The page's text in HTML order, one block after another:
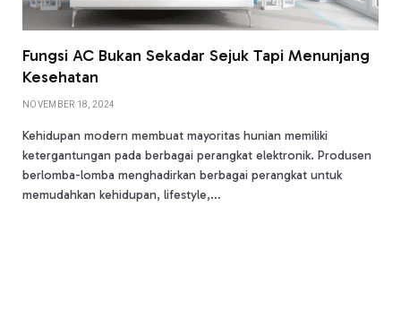
Fungsi AC Bukan Sekadar Sejuk Tapi Menunjang
Kesehatan
NOVEMBER 18, 2024
Kehidupan modern membuat mayoritas hunian memiliki
ketergantungan pada berbagai perangkat elektronik. Produsen
berlomba-lomba menghadirkan berbagai perangkat untuk
memudahkan kehidupan, lifestyle,…